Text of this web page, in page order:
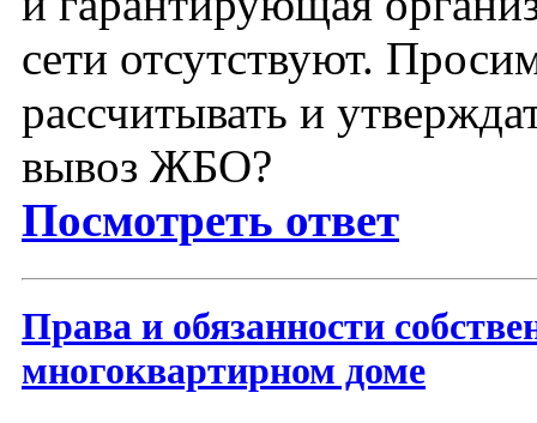
сети отсутствуют.
рассчитывать и
вывоз ЖБО?
Посмотреть ответ
Права и обязанности
многоквартирном доме